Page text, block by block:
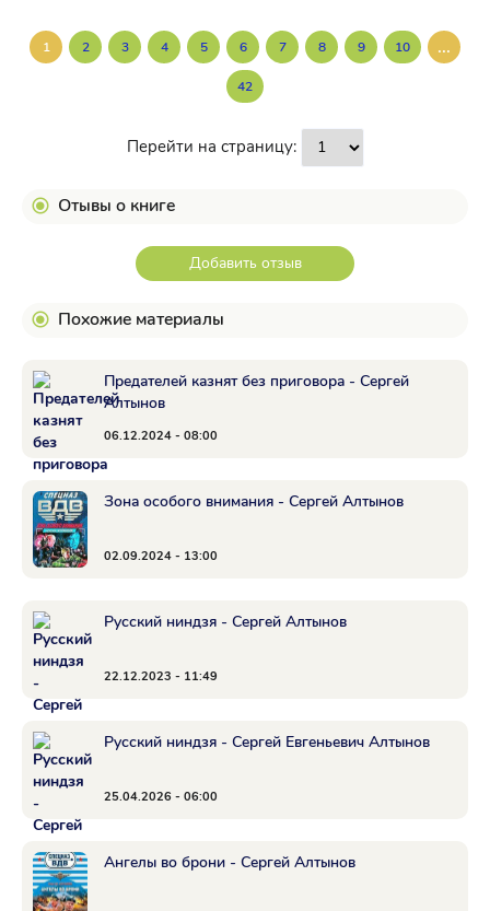
1 2 3 4 5 6 7 8 9 10 ...
42
Перейти на страницу:
Отывы о книге
Добавить отзыв
Похожие материалы
Предателей казнят без приговора - Сергей
Алтынов
06.12.2024 - 08:00
Зона особого внимания - Сергей Алтынов
02.09.2024 - 13:00
Русский ниндзя - Сергей Алтынов
22.12.2023 - 11:49
Русский ниндзя - Сергей Евгеньевич Алтынов
25.04.2026 - 06:00
Ангелы во брони - Сергей Алтынов